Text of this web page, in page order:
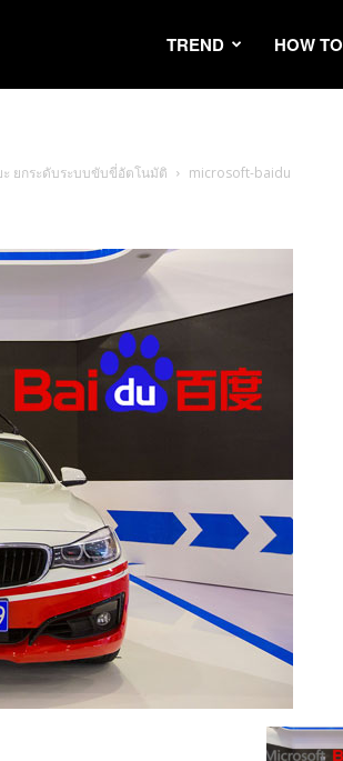
TREND HOW TO
ยกระดับระบบขับขี่อัตโนมัติ microsoft-baidu